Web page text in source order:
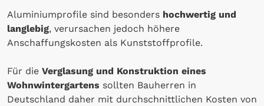
Aluminiumprofile sind besonders hochwertig und
langlebig, verursachen jedoch höhere
Anschaffungskosten als Kunststoffprofile.
Für die Verglasung und Konstruktion eines
Wohnwintergartens sollten Bauherren in
Deutschland daher mit durchschnittlichen Kosten von